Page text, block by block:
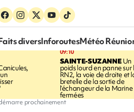
diversInforoutesMétéo
09:10
SAINTE-SUZANNEUn
poids lourd en panne sur
RN2, la voie de droite et
bretelle de la sortie de
l’échangeur de la Marine
fermées
prochainement